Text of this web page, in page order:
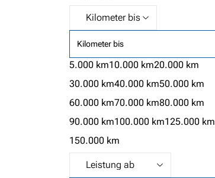
Kilometer bis
5.000 km10.000 km20.000 km
30.000 km40.000 km50.000 km
60.000 km70.000 km80.000 km
90.000 km100.000 km125.000 km
150.000 km